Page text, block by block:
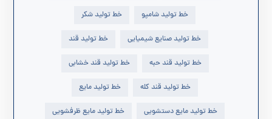
خط تولید شامپو خط تولید شکر
خط تولید صنایع شیمیایی خط تولید قند
خط تولید قند حبه خط تولید قند خشابی
خط تولید قند کله خط تولید مایع
خط تولید مایع دستشویی خط تولید مایع ظرفشویی